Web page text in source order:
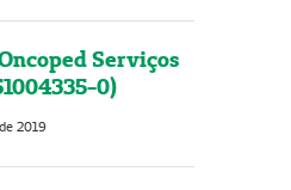
Serviços
0)
2019